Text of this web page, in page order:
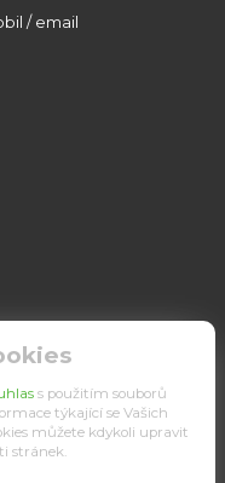
/ email
s použitím souborů
týkající se Vašich
můžete kdykoli upravit
stránek.